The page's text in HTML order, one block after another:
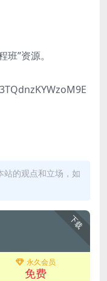
”资源。
站的观点和立场，如
下载
永久会员
免费